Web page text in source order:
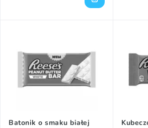
Batonik o smaku białej